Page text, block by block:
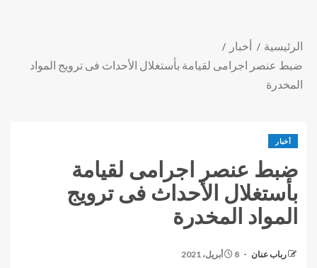
الرئيسية
أخبار
ضبط عنصر اجرامى لقيامة بأستغلال الأحداث فى ترويج المواد
المخدرة
أخبار
ضبط عنصر اجرامى لقيامة
بأستغلال الأحداث فى ترويج
المواد المخدرة
رباب عنان 8 أبريل، 2021